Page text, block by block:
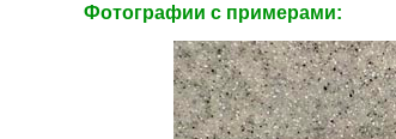
Фотографии c примерами: